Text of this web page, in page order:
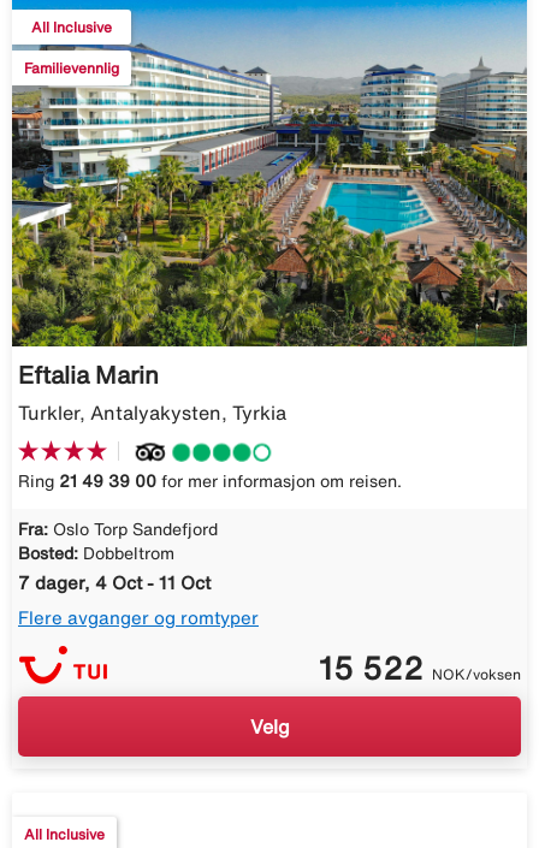
All Inclusive
Familievennlig
Eftalia Marin
Turkler, Antalyakysten, Tyrkia
Ring 21 49 39 00 for mer informasjon om reisen.
Fra: Oslo Torp Sandefjord
Bosted: Dobbeltrom
7 dager, 4 Oct - 11 Oct
Flere avganger og romtyper
15 522 NOK/voksen
Velg
All Inclusive